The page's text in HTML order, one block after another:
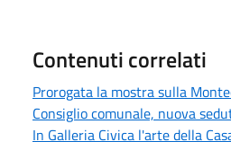
Contenuti correlati
Prorogata la mostra sulla
Consiglio comunale, nuova
In Galleria Civica l'arte della